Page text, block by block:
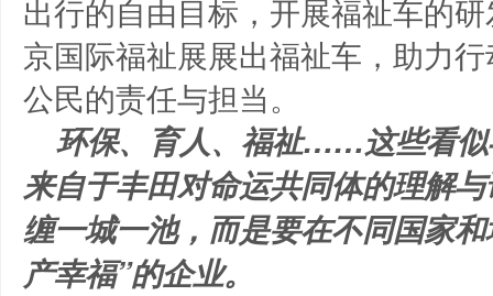
出行的自由目标，开展福祉车的
京国际福祉展展出福祉车，助力
公民的责任与担当。
环保、育人、福祉……这些看似
来自于丰田对命运共同体的理解
缠一城一池，而是要在不同国家
产幸福”的企业。